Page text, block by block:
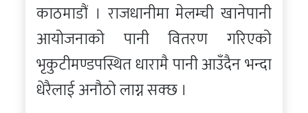
काठमाडौं । राजधानीमा मेलम्ची खानेपानी
आयोजनाको पानी वितरण गरिएको
भृकुटीमण्डपस्थित धारामै पानी आउँदैन भन्दा
धेरैलाई अनौठो लाग्न सक्छ ।